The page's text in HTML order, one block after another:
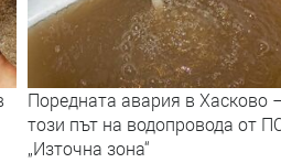
Поредната авария в Хасково
този път на водопровода от
„Източна зона“